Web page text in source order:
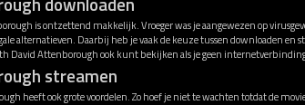
is ontzettend makkelijk. Vroeger was je aangewezen op
alternatieven. Daarbij heb je vaak de keuze tussen downloaden en
David Attenborough ook kunt bekijken als je geen
streamen
heeft ook grote voordelen. Zo hoef je niet te wachten totdat de